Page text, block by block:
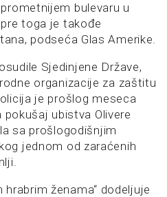
bulevaru u
toga je takođe
podseća Glas Amerike.
Sjedinjene Države,
organizacije za zaštitu
je prošlog meseca
ubistva Olivere
sa prošlogodišnjim
jednom od zaraćenih
hrabrim ženama“ dodeljuje